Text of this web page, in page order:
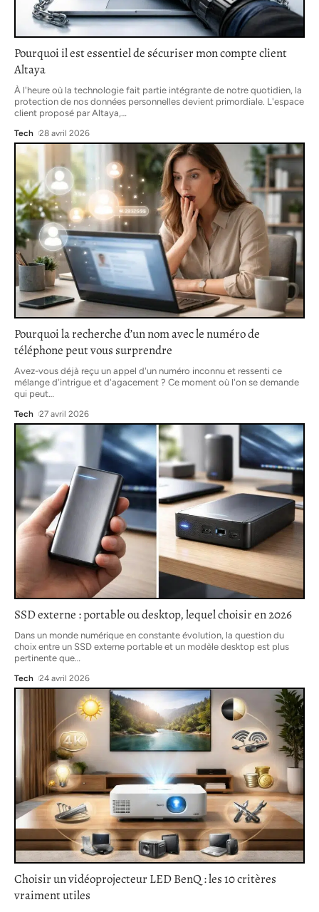
Pourquoi il est essentiel de sécuriser mon compte client
Altaya
À l'heure où la technologie fait partie intégrante de notre quotidien, la
protection de nos données personnelles devient primordiale. L'espace
client proposé par Altaya,…
Tech 28 avril 2026
Pourquoi la recherche d’un nom avec le numéro de
téléphone peut vous surprendre
Avez-vous déjà reçu un appel d'un numéro inconnu et ressenti ce
mélange d'intrigue et d'agacement ? Ce moment où l'on se demande
qui peut
Tech 27 avril 2026
SSD externe : portable ou desktop, lequel choisir en 2026
Dans un monde numérique en constante évolution, la question du
choix entre un SSD externe portable et un modèle desktop est plus
pertinente que
Tech 24 avril 2026
Choisir un vidéoprojecteur LED BenQ : les 10 critères
vraiment utiles